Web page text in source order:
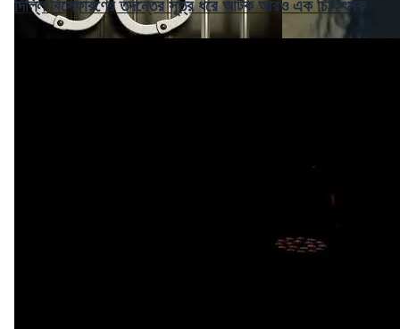
দিল্লি বিস্ফোরণের তদন্তের সূত্র ধরে আটক আরও এক চিকিৎসক